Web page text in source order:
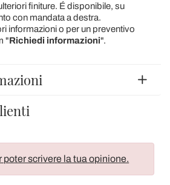
finiture. É disponibile, su
con mandata a destra.
informazioni o per un preventivo
"Richiedi informazioni".
poter scrivere la tua opinione.